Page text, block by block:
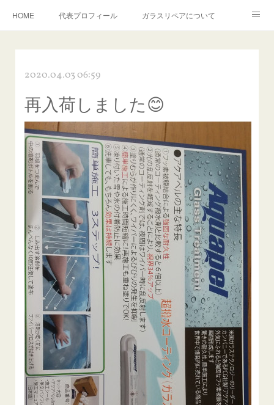
HOME 代表プロフィール ガラスリペアについて
飛び石施工料金について ガラスキズ取り/研磨・磨き・鱗取り
当店へのアクセス 建築ガラスキズ取り・研磨・磨き
【プロ使用】フッ素系ガラストリートメント『アクアペル』
当店の良心的価格の理由について
欧州車モールの白サビやシミを落とす！
instagram記事 ガラスリペア施工価格
飛び石ひび割れでヒビ先が伸びた場合は？
2020.04.03 06:59
再入荷しました😊